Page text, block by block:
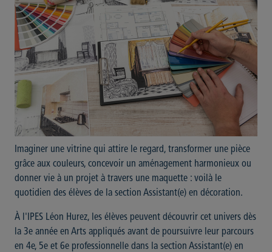
Imaginer une vitrine qui attire le regard, transformer une pièce
grâce aux couleurs, concevoir un aménagement harmonieux ou
donner vie à un projet à travers une maquette : voilà le
quotidien des élèves de la section Assistant(e) en décoration.
À l'IPES Léon Hurez, les élèves peuvent découvrir cet univers dès
la 3e année en Arts appliqués avant de poursuivre leur parcours
en 4e, 5e et 6e professionnelle dans la section Assistant(e) en